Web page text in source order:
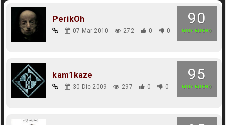
90
MUY BUENO
PerikOh
07 Mar 2010 272 0 0
95
MUY BUENO
kam1kaze
30 Dic 2009 297 0 0